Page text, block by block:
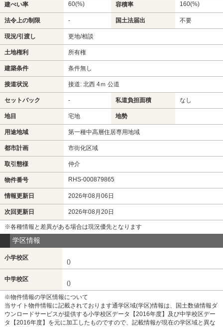
建ぺい率 60(%) 容積率 160(%)
法令上の制限 - 国土法届出 不要
現況/引渡し 更地/相談
土地権利 所有権
建築条件 条件無し
接道状況 接道: 北西 4ｍ 公道
セットバック - 私道負担面積 なし
地目 宅地 地勢
用途地域 第一種中高層住居専用地域
都市計画 市街化区域
取引態様 仲介
物件番号 RHS-000879865
情報更新日 2026年08月06日
次回更新日 2026年08月20日
※各種情報と差異がある場合は現況優先となります
学区情報
小学校区
()
中学校区
()
※物件情報の学区情報について
当サイト物件情報に記載されております通学区域(学区)情報は、国土数値情報ダ
ウンロードサービスが提供する小学校区データ【2016年度】及び中学校区デー
タ【2016年度】を元に加工したものですので、記載情報が現在の学区域と異な